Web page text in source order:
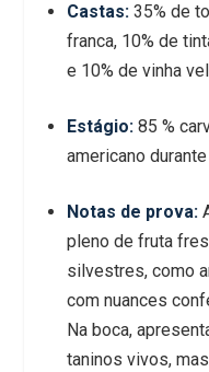
Castas:35% de
franca, 10% de
e 10% de vinha
Estágio:85 %
americano
Notas de prova:
pleno de fruta
silvestres, como
com nuances
Na boca,
taninos vivos,